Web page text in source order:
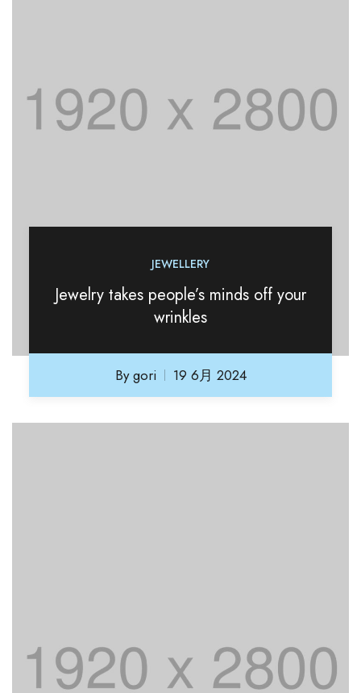
JEWELLERY
Jewelry takes people’s minds off your
wrinkles
Bygori 19 6月 2024